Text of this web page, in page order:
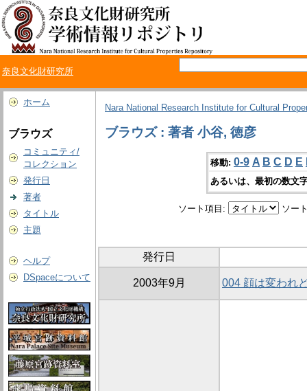
奈良文化財研究所
ホーム
ブラウズ
コミュニティ/
コレクション
発行日
著者
タイトル
主題
ヘルプ
DSpaceについて
Nara National Research Institute for Cultural
ブラウズ : 著者 小谷, 徳彦
移動: 0-9 A B C D E
あるいは、最初の数文
ソート項目: ソー
発行日
2003年9月 004 顔は変われ